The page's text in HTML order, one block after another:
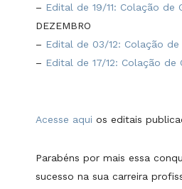
– Edital de 19/11: Colação de
DEZEMBRO
– Edital de 03/12: Colação de
– Edital de 17/12: Colação de
Acesse aqui os editais
Parabéns por mais essa
sucesso na sua carreira